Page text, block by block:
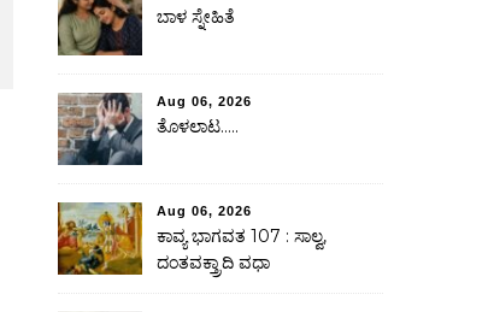
ಬಾಳ ಸ್ನೇಹಿತೆ
Aug 06, 2026
ತೊಳಲಾಟ…..
Aug 06, 2026
ಕಾವ್ಯ ಭಾಗವತ 107 : ಸಾಲ್ವ,
ದಂತವಕ್ತ್ರಾದಿ ವಧಾ